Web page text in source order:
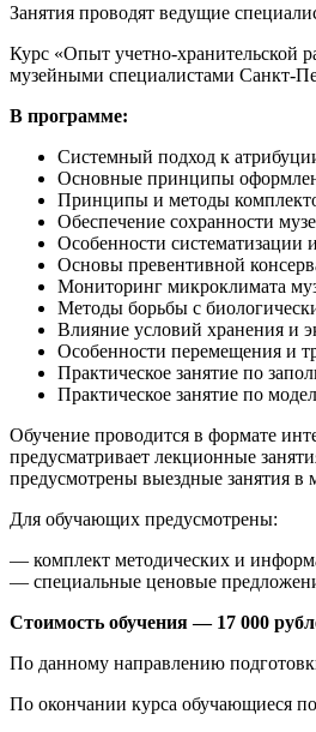
Занятия проводят ведущие
Курс «Опыт учетно-хранительской
музейными специалистами Санкт-
В программе:
Системный подход к
Основные принципы
Принципы и методы
Обеспечение сохранности
Особенности систематизации
Основы превентивной
Мониторинг микроклимата
Методы борьбы с
Влияние условий хранения и
Особенности перемещения и
Практическое занятие по
Практическое занятие по
Обучение проводится в формате
предусматривает лекционные
предусмотрены выездные занятия в
Для обучающих предусмотрены:
— комплект методических и
— специальные ценовые
Стоимость обучения — 17 000
По данному направлению
По окончании курса обучающиеся